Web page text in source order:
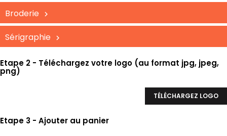
Broderie
Sérigraphie
Etape 2 - Téléchargez votre logo (au format jpg, jpeg,
png)
TÉLÉCHARGEZ LOGO
Etape 3 - Ajouter au panier